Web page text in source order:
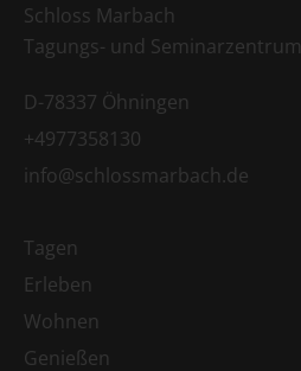
Schloss Marbach
Tagungs- und Seminarzentrum
D-78337 Öhningen
+4977358130
info@schlossmarbach.de
Tagen
Erleben
Wohnen
Genießen